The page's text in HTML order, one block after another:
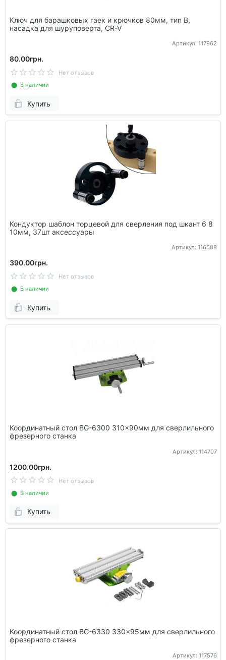
Ключ для барашковых гаек и крючков 80мм, тип В,
насадка для шуруповерта, CR-V
Артикул: 117962
80.00грн.
Нет отзывов
⬤ В наличии
Купить
Кондуктор шаблон торцевой для сверления под шкант 6 8
10мм, 37шт аксессуары
Артикул: 116588
390.00грн.
Нет отзывов
⬤ В наличии
Купить
Координатный стол BG-6300 310x90мм для сверлильного
фрезерного станка
Артикул: 114707
1200.00грн.
Нет отзывов
⬤ В наличии
Купить
Координатный стол BG-6330 330x95мм для сверлильного
фрезерного станка
Артикул: 117576